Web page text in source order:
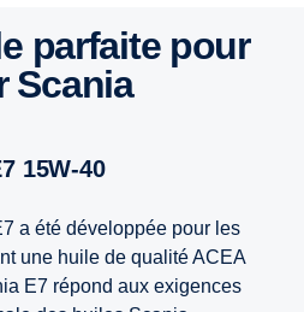
Scania
15W-40
a été développée pour les
une huile de qualité ACEA
E7 répond aux exigences